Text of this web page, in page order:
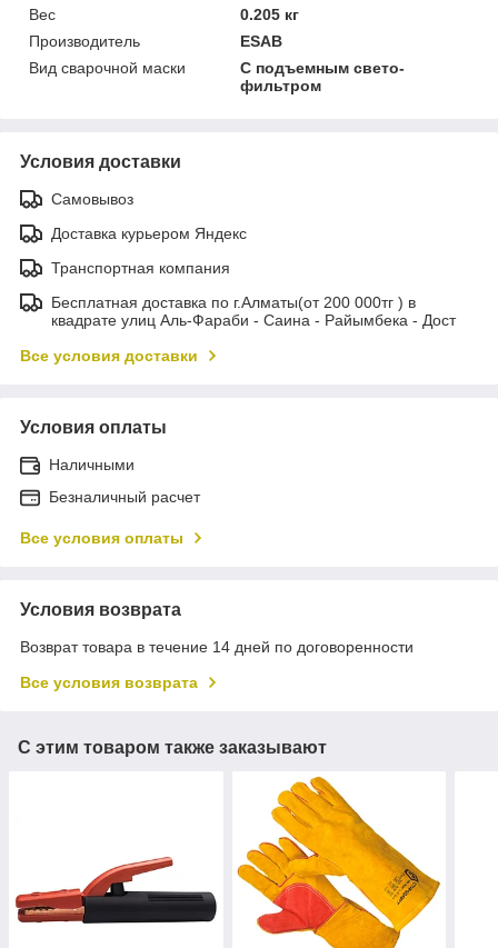
Вес
0.205 кг
Производитель
ESAB
Вид сварочной маски
С подъемным свето­
фильтром
Условия доставки
Самовывоз
Доставка курьером Яндекс
Транспортная компания
Бесплатная доставка по г.Алматы(от 200 000тг ) в
квадрате улиц Аль-Фараби - Саина - Райымбека - Дост
Все условия доставки
Условия оплаты
Наличными
Безналичный расчет
Все условия оплаты
Условия возврата
Возврат товара в течение 14 дней по договоренности
Все условия возврата
С этим товаром также заказывают